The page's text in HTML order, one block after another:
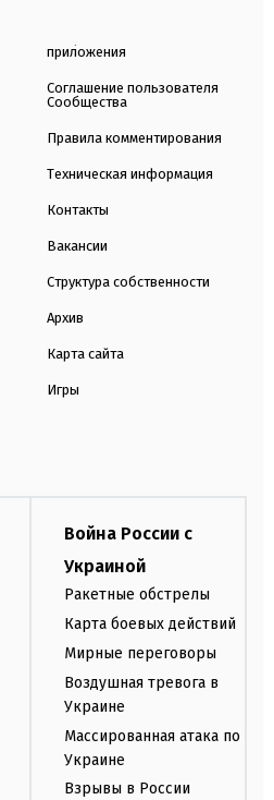
приложения
Соглашение пользователя
Сообщества
Правила комментирования
Техническая информация
Контакты
Вакансии
Структура собственности
Архив
Карта сайта
Игры
Война России с
Украиной
Ракетные обстрелы
Карта боевых действий
Мирные переговоры
Воздушная тревога в
Украине
Массированная атака по
Украине
Взрывы в России